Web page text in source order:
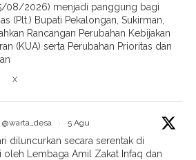
08/2026) menjadi panggung bagi
(Plt.) Bupati Pekalongan, Sukirman,
Rancangan Perubahan Kebijakan
(KUA) serta Perubahan Prioritas dan
X
@warta_desa · 5 Agu
diluncurkan secara serentak di
oleh Lembaga Amil Zakat Infaq dan